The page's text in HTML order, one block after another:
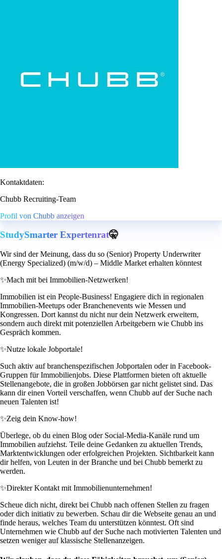
Kontaktdaten:
Chubb Recruiting-Team
Profil von Chubb anzeigen
StudySmarter Expertenrat🤫
Wir sind der Meinung, dass du so (Senior) Property Underwriter
(Energy Specialized) (m/w/d) – Middle Market erhalten könntest
✨Mach mit bei Immobilien-Netzwerken!
Immobilien ist ein People-Business! Engagiere dich in regionalen
Immobilien-Meetups oder Branchenevents wie Messen und
Kongressen. Dort kannst du nicht nur dein Netzwerk erweitern,
sondern auch direkt mit potenziellen Arbeitgebern wie Chubb ins
Gespräch kommen.
✨Nutze lokale Jobportale!
Such aktiv auf branchenspezifischen Jobportalen oder in Facebook-
Gruppen für Immobilienjobs. Diese Plattformen bieten oft aktuelle
Stellenangebote, die in großen Jobbörsen gar nicht gelistet sind. Das
kann dir einen Vorteil verschaffen, wenn Chubb auf der Suche nach
neuen Talenten ist!
✨Zeig dein Know-how!
Überlege, ob du einen Blog oder Social-Media-Kanäle rund um
Immobilien aufziehst. Teile deine Gedanken zu aktuellen Trends,
Marktentwicklungen oder erfolgreichen Projekten. Sichtbarkeit kann
dir helfen, von Leuten in der Branche und bei Chubb bemerkt zu
werden.
✨Direkter Kontakt mit Immobilienunternehmen!
Scheue dich nicht, direkt bei Chubb nach offenen Stellen zu fragen
oder dich initiativ zu bewerben. Schau dir die Webseite genau an und
finde heraus, welches Team du unterstützen könntest. Oft sind
Unternehmen wie Chubb auf der Suche nach motivierten Talenten und
setzen weniger auf klassische Stellenanzeigen.